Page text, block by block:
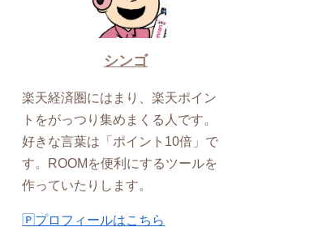
シンゴ
楽天経済圏にはまり、楽天ポイン
トをがっつり集めまくる人です。
好きな言葉は「ポイント10倍」で
す。ROOMを便利にするツールを
作っていたりします。
🄿プロフィールはこちら